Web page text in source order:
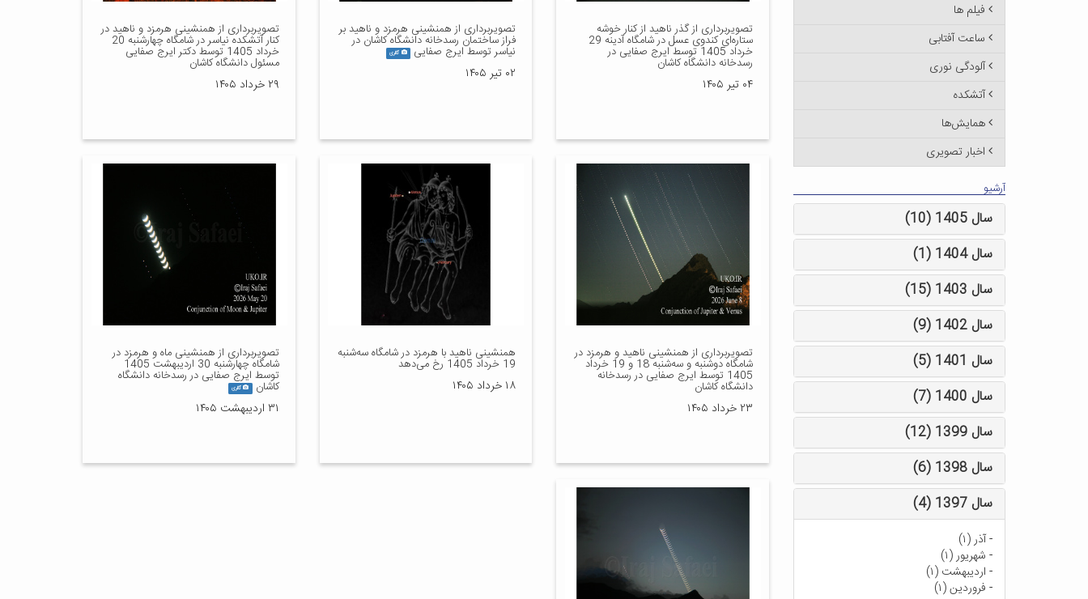
تصویربرداری از گذر ناهید از کنار خوشه
ستاره‌ای کندوی عسل در شامگاه آدینه 29
خرداد 1405 توسط ایرج صفایی در
رسدخانه دانشگاه کاشان
۰۴ تیر ۱۴۰۵
تصویربرداری از همنشینی هرمزد و ناهید بر
فراز ساختمان رسدخانه دانشگاه کاشان در
نیاسر توسط ایرج صفایی گالری
۰۲ تیر ۱۴۰۵
تصویربرداری از همنشینی هرمزد و ناهید در
کنار آتشکده نیاسر در شامگاه چهارشنبه 20
خرداد 1405 توسط دکتر ایرج صفایی
مسئول دانشگاه کاشان
۲۹ خرداد ۱۴۰۵
تصویربرداری از همنشینی ناهید و هرمزد در
شامگاه دوشنبه و سه‌شنبه 18 و 19 خرداد
1405 توسط ایرج صفایی در رسدخانه
دانشگاه کاشان
۲۳ خرداد ۱۴۰۵
همنشینی ناهید با هرمزد در شامگاه سه‌شنبه
19 خرداد 1405 رخ می‌دهد
۱۸ خرداد ۱۴۰۵
تصویربرداری از همنشینی ماه و هرمزد در
شامگاه چهارشنبه 30 اردیبهشت 1405
توسط ایرج صفایی در رسدخانه دانشگاه
کاشان گالری
۳۱ اردیبهشت ۱۴۰۵
فیلم ها
ساعت آفتابی
آلودگی نوری
آتشکده
همایش‌ها
اخبار تصویری
آرشیو
سال 1405 (10)
سال 1404 (1)
سال 1403 (15)
سال 1402 (9)
سال 1401 (5)
سال 1400 (7)
سال 1399 (12)
سال 1398 (6)
سال 1397 (4)
-آذر (۱)
- شهریور (۱)
- اردیبهشت (۱)
- فروردین (۱)